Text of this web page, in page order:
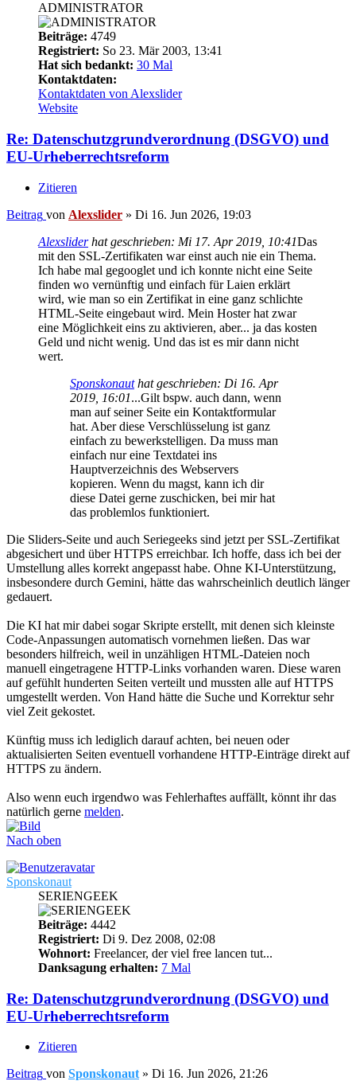
ADMINISTRATOR
Beiträge: 4749
Registriert: So 23. Mär 2003, 13:41
Hat sich bedankt: 30 Mal
Kontaktdaten:
Kontaktdaten von Alexslider
Website
Re: Datenschutzgrundverordnung (DSGVO) und
EU-Urheberrechtsreform
Zitieren
Beitrag von Alexslider » Di 16. Jun 2026, 19:03
Alexsliderhat geschrieben: Mi 17. Apr 2019, 10:41Das
mit den SSL-Zertifikaten war einst auch nie ein Thema.
Ich habe mal gegooglet und ich konnte nicht eine Seite
finden wo vernünftig und einfach für Laien erklärt
wird, wie man so ein Zertifikat in eine ganz schlichte
HTML-Seite eingebaut wird. Mein Hoster hat zwar
eine Möglichkeit eins zu aktivieren, aber... ja das kosten
Geld und nicht wenig. Und das ist es mir dann nicht
wert.
Sponskonauthat geschrieben: Di 16. Apr
2019, 16:01...Gilt bspw. auch dann, wenn
man auf seiner Seite ein Kontaktformular
hat. Aber diese Verschlüsselung ist ganz
einfach zu bewerkstelligen. Da muss man
einfach nur eine Textdatei ins
Hauptverzeichnis des Webservers
kopieren. Wenn du magst, kann ich dir
diese Datei gerne zuschicken, bei mir hat
das problemlos funktioniert.
Die Sliders-Seite und auch Seriegeeks sind jetzt per SSL-Zertifikat
abgesichert und über HTTPS erreichbar. Ich hoffe, dass ich bei der
Umstellung alles korrekt angepasst habe. Ohne KI-Unterstützung,
insbesondere durch Gemini, hätte das wahrscheinlich deutlich länger
gedauert.
Die KI hat mir dabei sogar Skripte erstellt, mit denen sich kleinste
Code-Anpassungen automatisch vornehmen ließen. Das war
besonders hilfreich, weil in unzähligen HTML-Dateien noch
manuell eingetragene HTTP-Links vorhanden waren. Diese waren
auf gefühlt hunderten Seiten verteilt und mussten alle auf HTTPS
umgestellt werden. Von Hand hätte die Suche und Korrektur sehr
viel Zeit gekostet.
Künftig muss ich lediglich darauf achten, bei neuen oder
aktualisierten Seiten eventuell vorhandene HTTP-Einträge direkt auf
HTTPS zu ändern.
Also wenn euch irgendwo was Fehlerhaftes auffällt, könnt ihr das
natürlich gerne melden.
Nach oben
Sponskonaut
SERIENGEEK
Beiträge: 4442
Registriert: Di 9. Dez 2008, 02:08
Wohnort: Freelancer, der viel free lancen tut...
Danksagung erhalten: 7 Mal
Re: Datenschutzgrundverordnung (DSGVO) und
EU-Urheberrechtsreform
Zitieren
Beitrag von Sponskonaut » Di 16. Jun 2026, 21:26